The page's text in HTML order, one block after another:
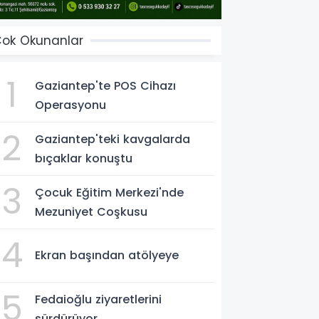
Okunanlar
1
Gaziantep'te POS Cihazı
Operasyonu
2
Gaziantep'teki kavgalarda
bıçaklar konuştu
3
Çocuk Eğitim Merkezi'nde
Mezuniyet Coşkusu
4 Ekran başından atölyeye
5
Fedaioğlu ziyaretlerini